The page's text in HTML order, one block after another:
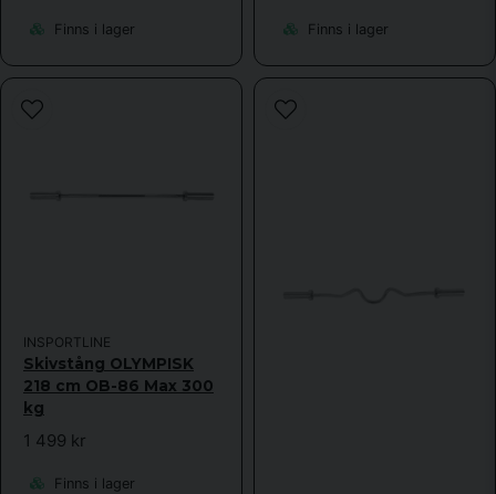
Finns i lager Finns i lager
INSPORTLINE
Skivstång OLYMPISK
218 cm OB-86 Max 300
kg
1 499 kr
Finns i lager